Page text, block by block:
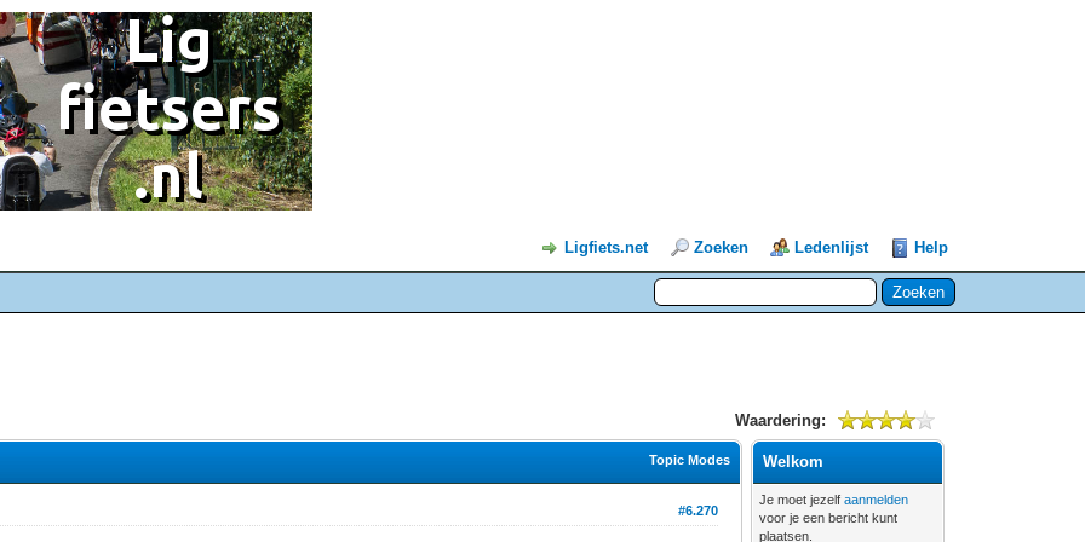
Ligfiets.net Zoeken Ledenlijst Help
Waardering:
Topic Modes
#6.270
Welkom
Je moet jezelfaanmelden
voor je een bericht kunt
plaatsen.